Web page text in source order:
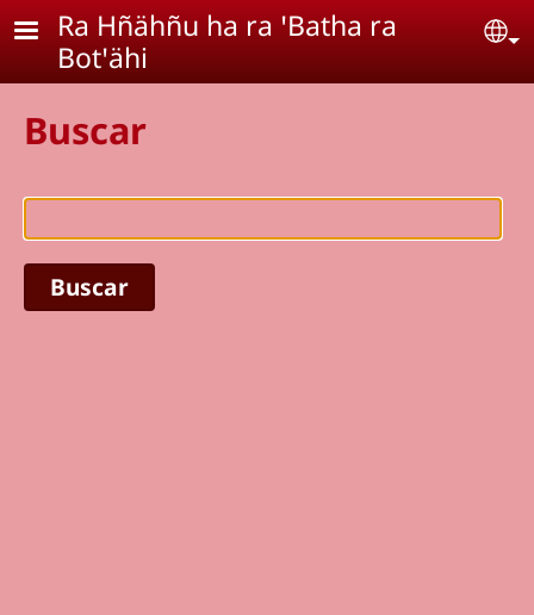
Pasar al contenido principal
Ra Hñähñu ha ra ꞌBatha ra
Botꞌähi
Buscar